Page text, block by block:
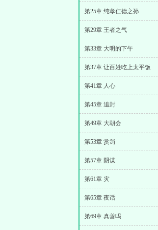
第25章 纯孝仁德之孙
第29章 王者之气
第33章 大明的下午
第37章 让百姓吃上太平饭
第41章 人心
第45章 追封
第49章 大朝会
第53章 赏罚
第57章 阴谋
第61章 灾
第65章 夜话
第69章 真善吗